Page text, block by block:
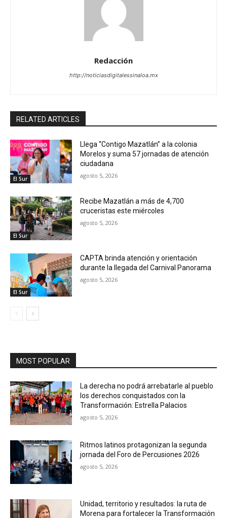
Redacción
http://noticiasdigitalessinaloa.mx
RELATED ARTICLES
El Sur
Llega “Contigo Mazatlán” a la colonia
Morelos y suma 57 jornadas de atención
ciudadana
agosto 5, 2026
El Sur
Recibe Mazatlán a más de 4,700
cruceristas este miércoles
agosto 5, 2026
El Sur
CAPTA brinda atención y orientación
durante la llegada del Carnival Panorama
agosto 5, 2026
MOST POPULAR
La derecha no podrá arrebatarle al pueblo
los derechos conquistados con la
Transformación: Estrella Palacios
agosto 5, 2026
Ritmos latinos protagonizan la segunda
jornada del Foro de Percusiones 2026
agosto 5, 2026
Unidad, territorio y resultados: la ruta de
Morena para fortalecer la Transformación